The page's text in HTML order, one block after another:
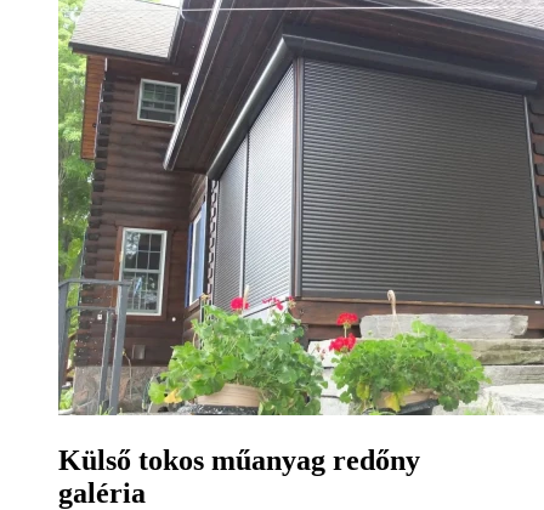
Külső tokos műanyag redőny
galéria